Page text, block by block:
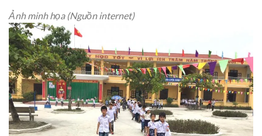
Ảnh minh họa (Nguồn internet)